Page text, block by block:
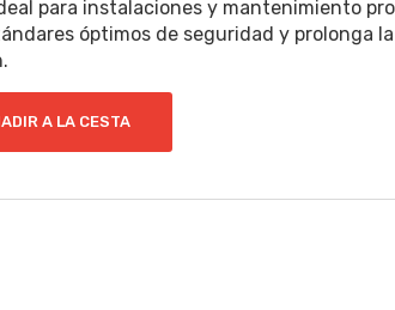
para instalaciones y mantenimiento
óptimos de seguridad y prolonga
A LA CESTA